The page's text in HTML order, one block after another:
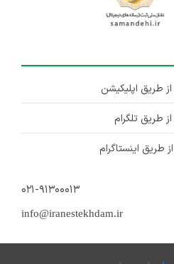
طریق اپلیکیشن
طریق تلگرام
طریق اینستاگرام
۰۲۱-۹۱۳۰۰۰۱۳
info@iranestekhdam.ir